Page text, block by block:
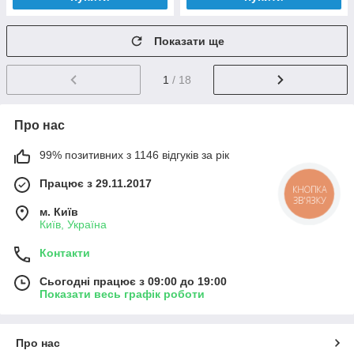
Показати ще
1 / 18
Про нас
99% позитивних з 1146 відгуків за рік
Працює з 29.11.2017
м. Київ
Київ, Україна
Контакти
Сьогодні працює з 09:00 до 19:00
Показати весь графік роботи
Про нас
КНОПКА
ЗВ'ЯЗКУ